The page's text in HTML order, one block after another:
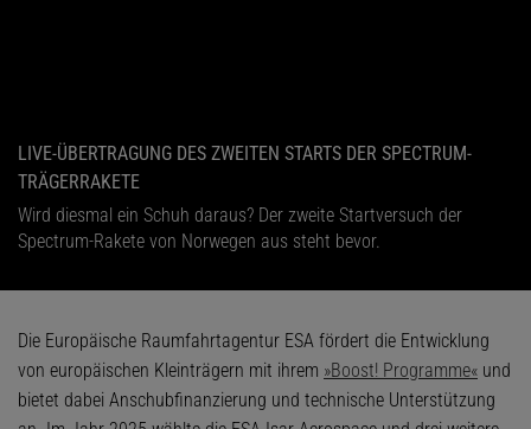
LIVE-ÜBERTRAGUNG DES ZWEITEN STARTS DER SPECTRUM-
TRÄGERRAKETE
Wird diesmal ein Schuh daraus? Der zweite Startversuch der
Spectrum-Rakete von Norwegen aus steht bevor.
Die Europäische Raumfahrtagentur ESA fördert die Entwicklung
von europäischen Kleinträgern mit ihrem »Boost! Programme« und
bietet dabei Anschubfinanzierung und technische Unterstützung